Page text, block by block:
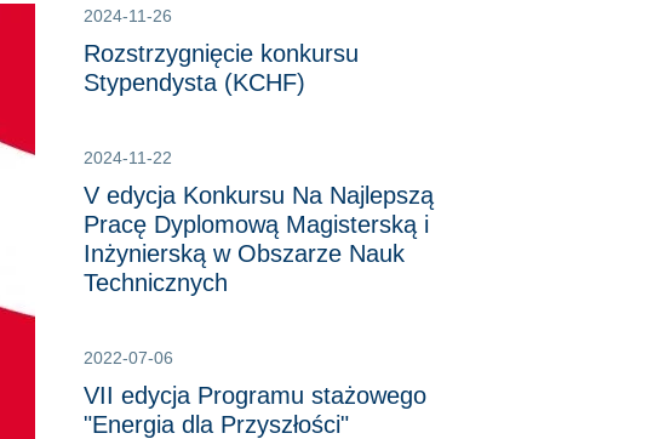
2024-11-26
Rozstrzygnięcie konkursu
Stypendysta (KCHF)
2024-11-22
V edycja Konkursu Na Najlepszą
Pracę Dyplomową Magisterską i
Inżynierską w Obszarze Nauk
Technicznych
2022-07-06
VII edycja Programu stażowego
"Energia dla Przyszłości"